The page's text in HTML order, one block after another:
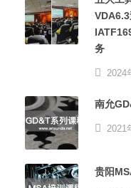
VDA6.3
务
2024
南允
2021
贵阳